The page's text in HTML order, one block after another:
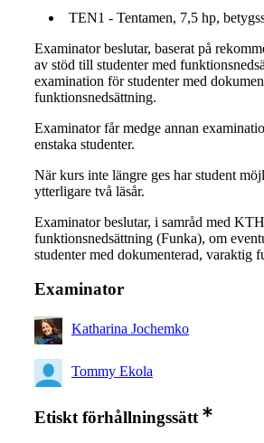
TEN1 - Tentamen, 7,5 hp,
Examinator beslutar, baserat på
av stöd till studenter med
examination för studenter med
funktionsnedsättning.
Examinator får medge annan
enstaka studenter.
När kurs inte längre ges har student
ytterligare två läsår.
Examinator beslutar, i samråd med
funktionsnedsättning (Funka), om
studenter med dokumenterad, varaktig
Examinator
Katharina Jochemko
Tommy Ekola
Etiskt förhållningssätt